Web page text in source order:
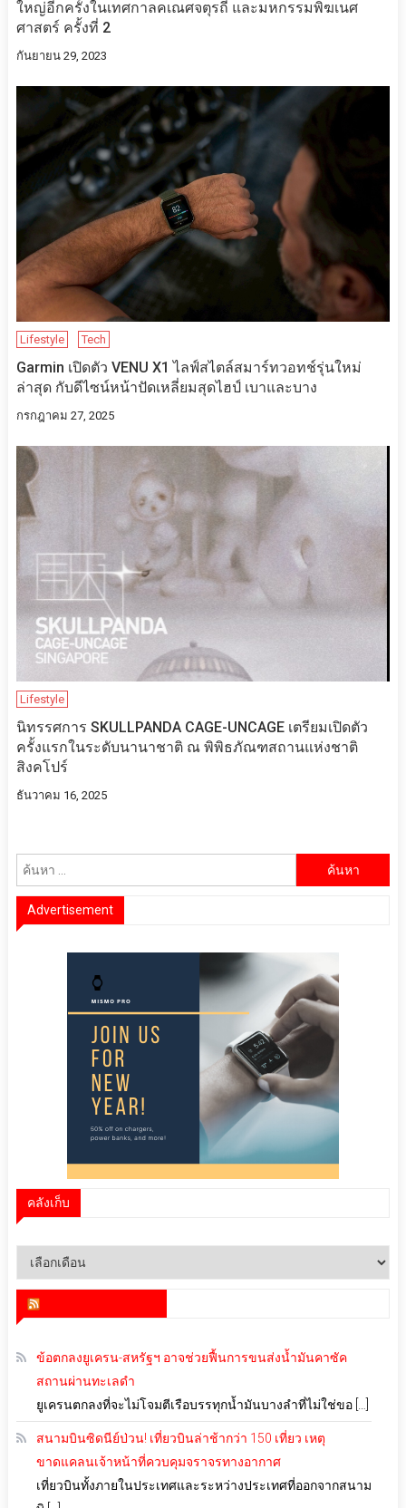
ใหญ่อีกครั้งในเทศกาลคเณศจตุรถี และมหกรรมพิฆเนศ
ศาสตร์ ครั้งที่ 2
กันยายน 29, 2023
Lifestyle Tech
Garmin เปิดตัว VENU X1 ไลฟ์สไตล์สมาร์ทวอทช์รุ่นใหม่
ล่าสุด กับดีไซน์หน้าปัดเหลี่ยมสุดไฮป์ เบาและบาง
กรกฎาคม 27, 2025
Lifestyle
นิทรรศการ SKULLPANDA CAGE-UNCAGE เตรียมเปิดตัว
ครั้งแรกในระดับนานาชาติ ณ พิพิธภัณฑสถานแห่งชาติ
สิงคโปร์
ธันวาคม 16, 2025
Advertisement
คลังเก็บ
คลัง
ข้อตกลงยูเครน-สหรัฐฯ อาจช่วยฟื้นการขนส่งน้ำมันคาซัค
สถานผ่านทะเลดำ
ยูเครนตกลงที่จะไม่โจมตีเรือบรรทุกน้ำมันบางลำที่ไม่ใช่ขอ […]
สนามบินซิดนีย์ป่วน! เที่ยวบินล่าช้ากว่า 150 เที่ยว เหตุ
ขาดแคลนเจ้าหน้าที่ควบคุมจราจรทางอากาศ
เที่ยวบินทั้งภายในประเทศและระหว่างประเทศที่ออกจากสนาม